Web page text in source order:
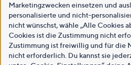
Marketingzwecken einsetzen und
personalisierte und nicht-
nicht wünschst, wähle „Alle Cookies
Cookies ist die Zustimmung nicht
Zustimmung ist freiwillig und für die
nicht erforderlich. Du kannst sie